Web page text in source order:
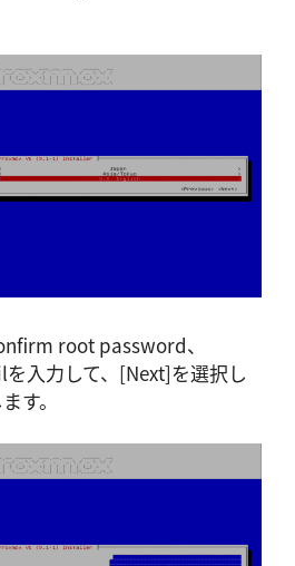
root password、
入力して、[Next]を選択し
す。